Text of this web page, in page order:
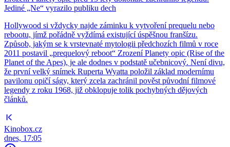
Jediné „Ne“ vyrazilo publiku dech
Hollywood si vždycky najde záminku k vytvoření prequelu nebo
rebootu, jímž pořádně vyždímá existující úspěšnou franšízu.
Způsob, jakým se k vrstevnaté mytologii předchozích filmů v roce
2011 postavil „prequelový reboot“ Zrození Planety opic (Rise of the
Planet of the Apes), je ale dodnes v podstatě učebnicový. Není divu,
že první velký snímek Ruperta Wyatta položil základ modernímu
pavilonu opičí ságy, který zcela zachránil pověst původní filmové
legendy z roku 1968, již obklopuje tolik pochybných dějových
článků.
Kinobox.cz
dnes, 17:05